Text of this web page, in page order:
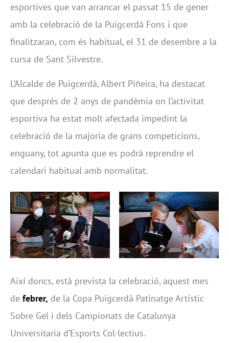
esportives que van arrancar el passat 15 de gener
amb la celebració de la Puigcerdà Fons i que
finalitzaran, com és habitual, el 31 de desembre a la
cursa de Sant Silvestre.
L’Alcalde de Puigcerdà, Albert Piñeira, ha destacat
que després de 2 anys de pandèmia on l’activitat
esportiva ha estat molt afectada impedint la
celebració de la majoria de grans competicions,
enguany, tot apunta que es podrà reprendre el
calendari habitual amb normalitat.
Així doncs, està prevista la celebració, aquest mes
de febrer, de la Copa Puigcerdà Patinatge Artístic
Sobre Gel i dels Campionats de Catalunya
Universitaria d’Esports Col·lectius.